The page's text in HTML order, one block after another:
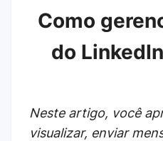
Como
do
Neste artigo, você
visualizar, enviar